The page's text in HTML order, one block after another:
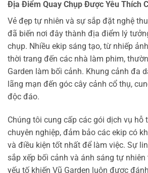
Địa Điểm Quay Chụp Được Yêu Thích
Vẻ đẹp tự nhiên và sự sắp đặt nghệ
đã biến nơi đây thành địa điểm lý
chụp. Nhiều ekip sáng tạo, từ nhiếp
thời trang đến các nhà làm phim,
Garden làm bối cảnh. Khung cảnh đa
lãng mạn đến góc cây cảnh cổ thụ,
độc đáo.
Chúng tôi cung cấp các gói dịch vụ hỗ
chuyên nghiệp, đảm bảo các ekip có
và điều kiện tốt nhất để làm việc. Sự
sắp xếp bối cảnh và ánh sáng tự
yếu tố khiến Vũ Garden luôn được